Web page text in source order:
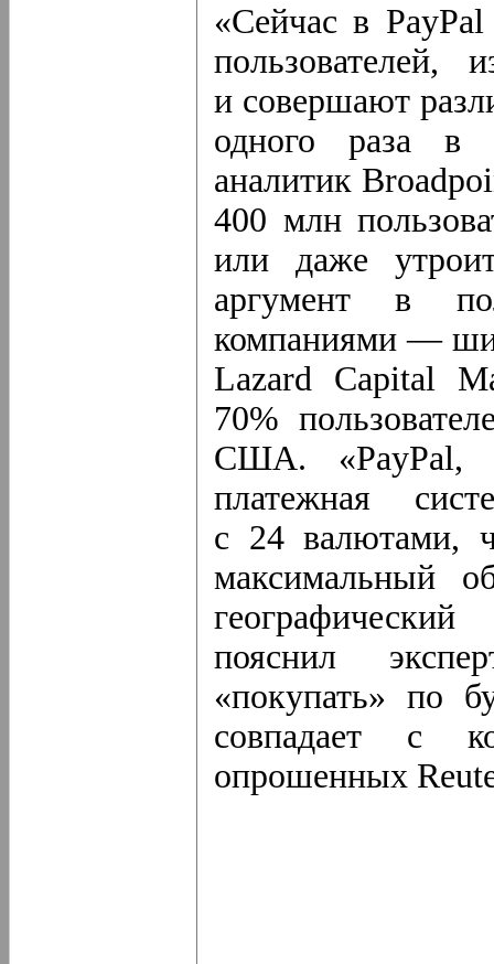
«Сейчас в
и совершают
одного раза в
аналитик
400 млн
или даже
аргумент в
компаниями —
Lazard Capital
70%
США. «PayPal,
платежная
с 24 валютами,
максимальный
пояснил
«покупать» по
совпадает с
опрошенных